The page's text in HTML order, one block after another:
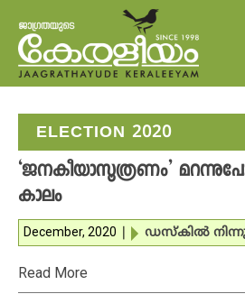
ELECTION 2020
‘ജനകീയാസൂത്രണം’
കാലം
December, 2020 ഡസ്‌കില്‍
Read More